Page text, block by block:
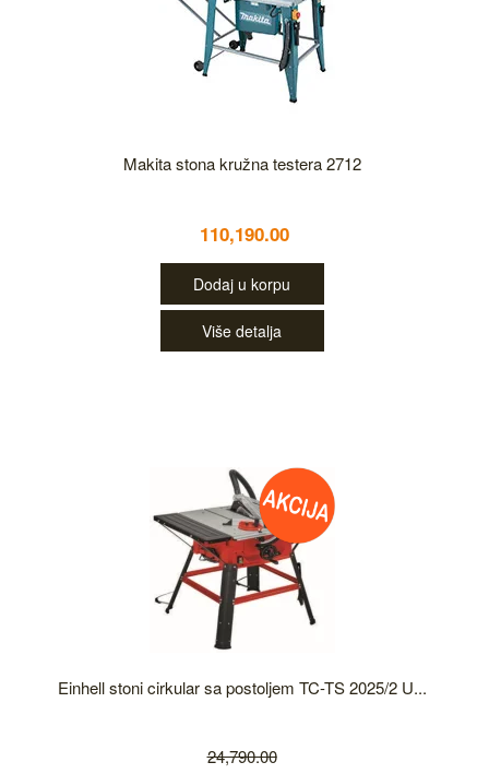
Makita stona kružna testera 2712
110,190.00
Dodaj u korpu
Više detalja
Einhell stoni cirkular sa postoljem TC-TS 2025/2 U...
24,790.00